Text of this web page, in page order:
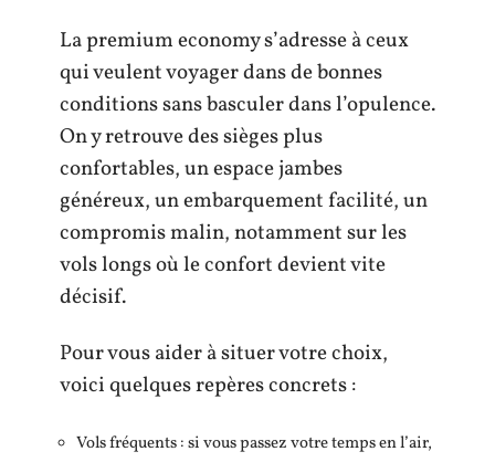
La premium economy s’adresse à ceux
qui veulent voyager dans de bonnes
conditions sans basculer dans l’opulence.
On y retrouve des sièges plus
confortables, un espace jambes
généreux, un embarquement facilité, un
compromis malin, notamment sur les
vols longs où le confort devient vite
décisif.
Pour vous aider à situer votre choix,
voici quelques repères concrets :
Vols fréquents : si vous passez votre temps en l’air,